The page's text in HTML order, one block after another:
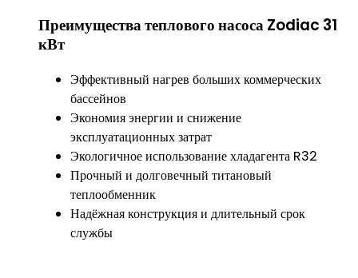
Преимущества теплового насоса Zodiac 31
кВт
Эффективный нагрев больших коммерческих
бассейнов
Экономия энергии и снижение
эксплуатационных затрат
Экологичное использование хладагента R32
Прочный и долговечный титановый
теплообменник
Надёжная конструкция и длительный срок
службы